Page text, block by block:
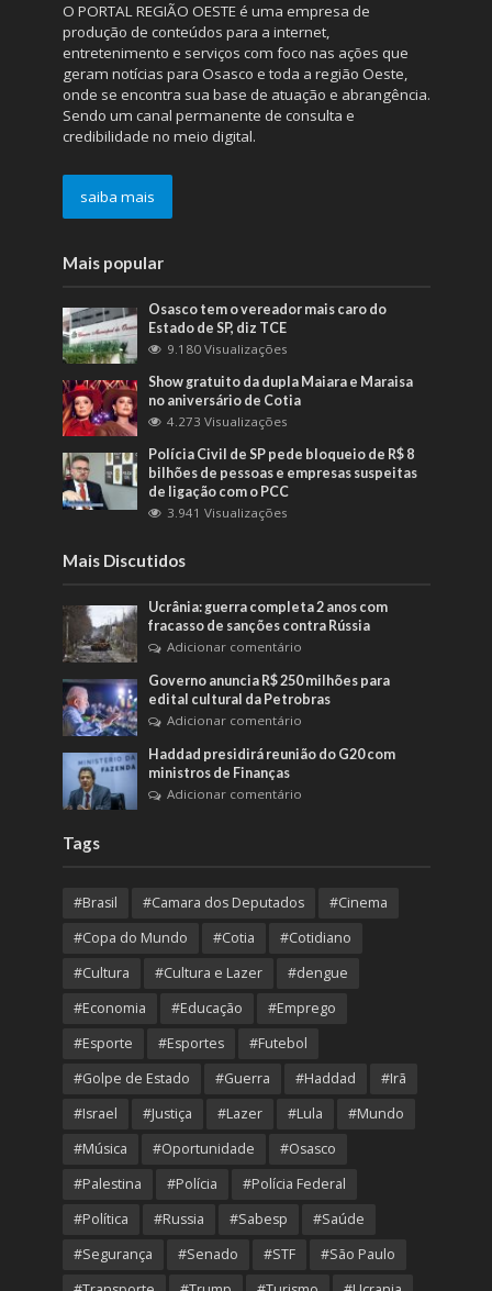
O PORTAL REGIÃO OESTE é uma empresa de
produção de conteúdos para a internet,
entretenimento e serviços com foco nas ações que
geram notícias para Osasco e toda a região Oeste,
onde se encontra sua base de atuação e abrangência.
Sendo um canal permanente de consulta e
credibilidade no meio digital.
saiba mais
Mais popular
Osasco tem o vereador mais caro do
Estado de SP, diz TCE
9.180 Visualizações
Show gratuito da dupla Maiara e Maraisa
no aniversário de Cotia
4.273 Visualizações
Polícia Civil de SP pede bloqueio de R$ 8
bilhões de pessoas e empresas suspeitas
de ligação com o PCC
3.941 Visualizações
Mais Discutidos
Ucrânia: guerra completa 2 anos com
fracasso de sanções contra Rússia
Adicionar comentário
Governo anuncia R$ 250 milhões para
edital cultural da Petrobras
Adicionar comentário
Haddad presidirá reunião do G20 com
ministros de Finanças
Adicionar comentário
Tags
#Brasil #Camara dos Deputados
#Cinema
#Copa do Mundo
#Cotia
#Cotidiano
#Cultura
#Cultura e Lazer
#dengue
#Economia
#Educação
#Emprego
#Esporte
#Esportes
#Futebol
#Golpe de Estado
#Guerra #Haddad
#Irã
#Israel
#Justiça #Lazer #Lula
#Mundo
#Música
#Oportunidade
#Osasco
#Palestina
#Polícia
#Polícia Federal
#Política
#Russia #Sabesp
#Saúde
#Segurança
#Senado #STF
#São Paulo